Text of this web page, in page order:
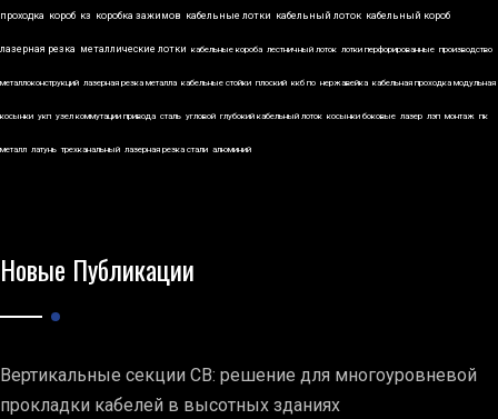
проходка короб кз коробка зажимов кабельные лотки кабельный лоток кабельный короб
лазерная резка металлические лотки кабельные короба лестничный лоток лотки перфорированные производство
металлоконструкций лазерная резка металла кабельные стойки плоский ккб по нержавейка кабельная проходка модульная
косынки укп узел коммутации привода сталь угловой глубокий кабельный лоток косынки боковые лазер лэп монтаж пк
металл латунь трехканальный лазерная резка стали алюминий
Новые Публикации
Вертикальные секции СВ: решение для многоуровневой
прокладки кабелей в высотных зданиях